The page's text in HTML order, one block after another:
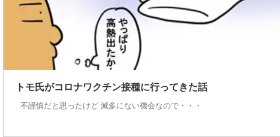
トモ氏がコロナワクチン接種に行ってきた話
不謹慎だと思ったけど 滅多にない機会なので・・・